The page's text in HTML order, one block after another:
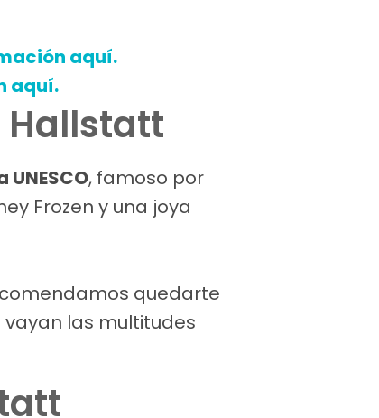
aquí.
aquí.
, famoso por
Frozen y una joya
quedarte
las multitudes